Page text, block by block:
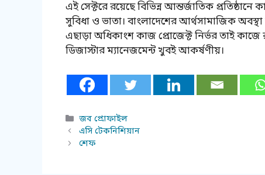
এই সেক্টরে রয়েছে বিভিন্ন আন্তর্জাতিক
সুবিধা ও ভাতা। বাংলাদেশের আর্থসামাজিক
এছাড়া অধিকাংশ কাজ প্রোজেক্ট নির্ভর তাই কাজে
ডিজাস্টার ম্যানেজমেন্ট খুবই আকর্ষণীয়।
Categories
জব প্রোফাইল
এসি টেকনিশিয়ান
শেফ